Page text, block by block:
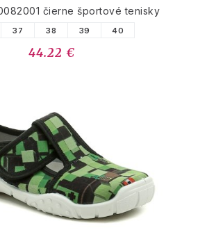
čierne športové tenisky
37 38 39 40
44.22 €